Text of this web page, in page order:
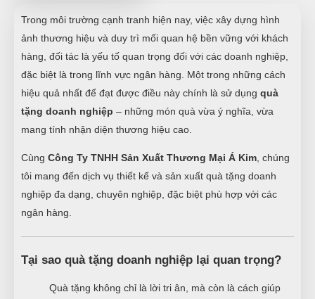
Trong môi trường cạnh tranh hiện nay, việc xây dựng hình
ảnh thương hiệu và duy trì mối quan hệ bền vững với khách
hàng, đối tác là yếu tố quan trọng đối với các doanh nghiệp,
đặc biệt là trong lĩnh vực ngân hàng. Một trong những cách
hiệu quả nhất để đạt được điều này chính là sử dụng quà
tặng doanh nghiệp – những món quà vừa ý nghĩa, vừa
mang tính nhận diện thương hiệu cao.
Cùng Công Ty TNHH Sản Xuất Thương Mại Á Kim , chúng
tôi mang đến dịch vụ thiết kế và sản xuất quà tặng doanh
nghiệp đa dạng, chuyên nghiệp, đặc biệt phù hợp với các
ngân hàng.
Tại sao quà tặng doanh nghiệp lại quan trọng?
Quà tặng không chỉ là lời tri ân, mà còn là cách giúp